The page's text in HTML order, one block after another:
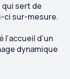
qui sert de
ci sur-mesure.
d’un
dynamique